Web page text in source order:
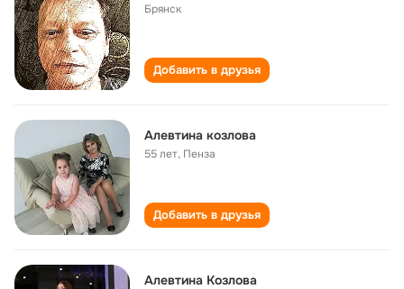
Брянск
Добавить в друзья
Алевтина козлова
55 лет, Пенза
Добавить в друзья
Алевтина Козлова